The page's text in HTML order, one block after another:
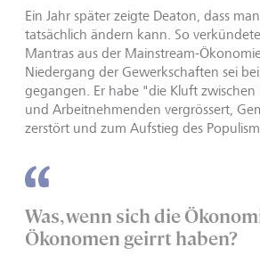
Ein Jahr später zeigte Deaton, dass
tatsächlich ändern kann. So
Mantras aus der Mainstream-
Niedergang der Gewerkschaften sei
gegangen. Er habe "die Kluft
und Arbeitnehmenden vergrössert,
zerstört und zum Aufstieg des
Was, wenn sich die
Ökonomen geirrt haben?